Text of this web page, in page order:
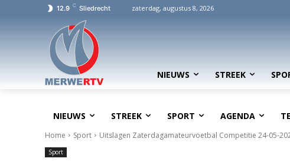
12.9 C Sliedrecht zaterdag, augustus 8, 2026
NIEUWS STREEK
NIEUWS STREEK SPORT AGENDA
Home Sport Uitslagen Zaterdagamateurvoetbal Competitie 24-05-
Sport